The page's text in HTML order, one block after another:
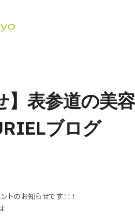
】表参道の美
ブログ
のお知らせです！！！